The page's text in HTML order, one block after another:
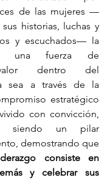
de las mujeres —
historias, luchas y
y escuchados— la
una fuerza de
dentro del
sea a través de la
estratégico
con convicción,
siendo un pilar
consiste en
y celebrar sus